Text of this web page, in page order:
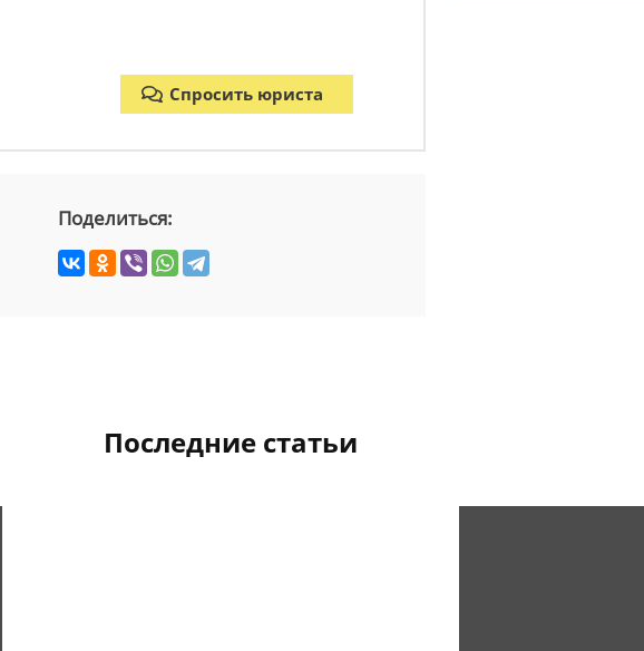
Спросить юриста
Поделиться:
Последние статьи